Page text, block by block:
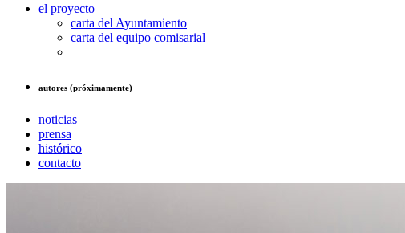
el proyecto
carta del Ayuntamiento
carta del equipo comisarial
autores (próximamente)
noticias
prensa
histórico
contacto